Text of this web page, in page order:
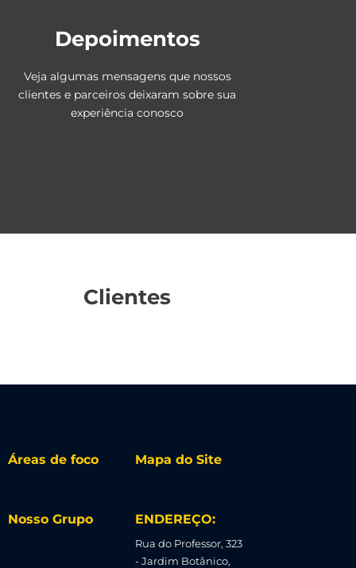
Depoimentos
Veja algumas mensagens que nossos
clientes e parceiros deixaram sobre sua
experiência conosco
Clientes
Áreas de foco Mapa do Site
Nosso Grupo ENDEREÇO:
Rua do Professor, 323
- Jardim Botânico,